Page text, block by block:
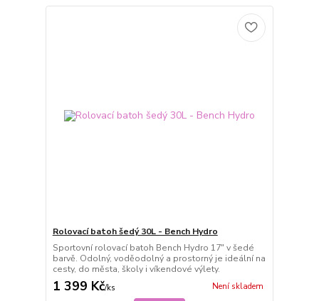
Rolovací batoh šedý 30L - Bench Hydro
Sportovní rolovací batoh Bench Hydro 17" v šedé
barvě. Odolný, voděodolný a prostorný je ideální na
cesty, do města, školy i víkendové výlety.
1 399 Kč/ks Není skladem